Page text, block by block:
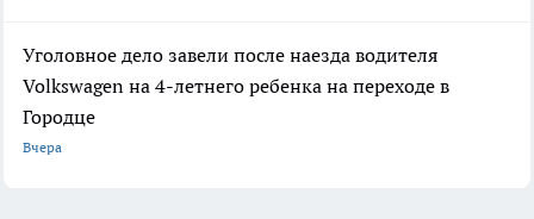
Уголовное дело завели после наезда водителя
Volkswagen на 4-летнего ребенка на переходе в
Городце
Вчера